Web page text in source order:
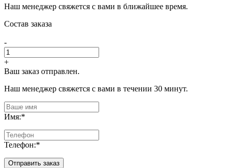
Наш менеджер свяжется с вами в ближайшее время.
Состав заказа
-
+
Ваш заказ отправлен.
Наш менеджер свяжется с вами в течении 30 минут.
Имя:*
Телефон:*
Отправить заказ